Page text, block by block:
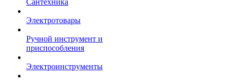
Сантехника
Электротовары
Ручной инструмент и
приспособления
Электроинструменты